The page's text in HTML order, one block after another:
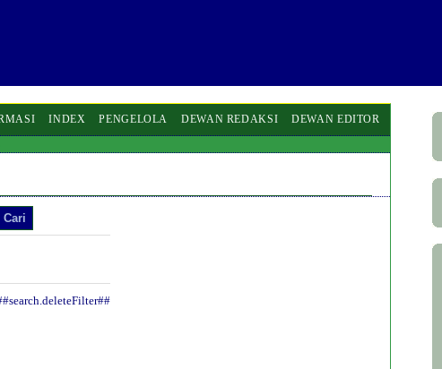
INDEX PENGELOLA DEWAN REDAKSI DEWAN EDITOR